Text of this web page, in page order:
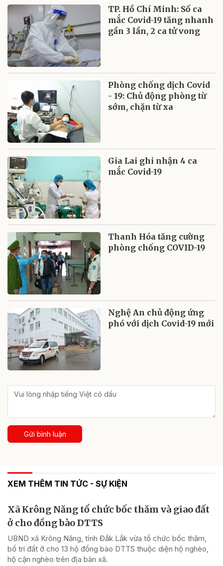
TP. Hồ Chí Minh: Số ca
mắc Covid-19 tăng nhanh
gần 3 lần, 2 ca tử vong
Phòng chống dịch Covid
- 19: Chủ động phòng từ
sớm, chặn từ xa
Gia Lai ghi nhận 4 ca
mắc Covid-19
Thanh Hóa tăng cường
phòng chống COVID-19
Nghệ An chủ động ứng
phó với dịch Covid-19 mới
Gửi bình luận
XEM THÊM TIN TỨC - SỰ KIỆN
Xã Krông Năng tổ chức bốc thăm và giao đất
ở cho đồng bào DTTS
UBND xã Krông Năng, tỉnh Đắk Lắk vừa tổ chức bốc thăm,
bố trí đất ở cho 13 hộ đồng bào DTTS thuộc diện hộ nghèo,
hộ cận nghèo trên địa bàn xã.